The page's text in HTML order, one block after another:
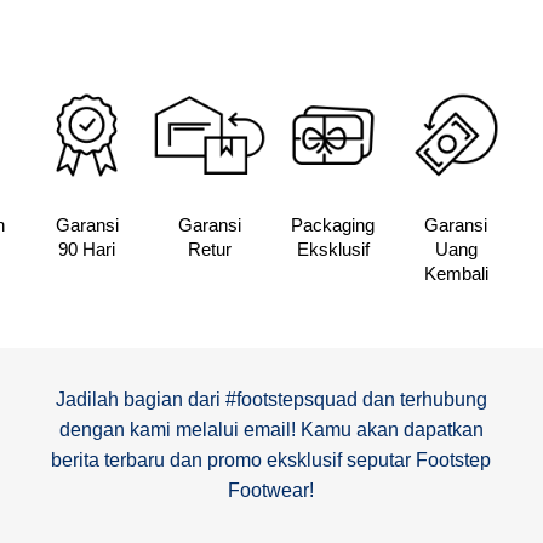
Garansi
90 Hari
Garansi
Retur
Packaging
Eksklusif
Garansi
Uang
Kembali
Jadilah bagian dari #footstepsquad dan terhubung
dengan kami melalui email! Kamu akan dapatkan
berita terbaru dan promo eksklusif seputar Footstep
Footwear!